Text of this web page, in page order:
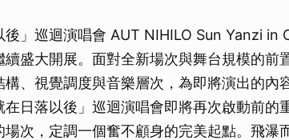
後」巡迴演唱會 AUT NIHILO Sun Yanzi in
盛大開展。面對全新場次與舞台規模的前
、視覺調度與音樂層次，為即將演出的內
日落以後」巡迴演唱會即將再次啟動前的
次，定調一個奮不顧身的完美起點。飛瀑